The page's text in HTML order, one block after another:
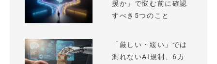
援か」で悩む前に確認
すべき5つのこと
「厳しい・緩い」では
測れないAI規制、6カ